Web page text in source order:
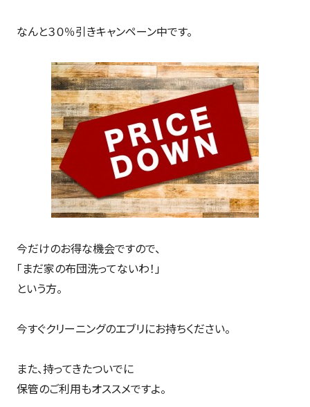
なんと３０％引きキャンペーン中です。
今だけのお得な機会ですので、
「まだ家の布団洗ってないわ！」
という方。
今すぐクリーニングのエブリにお持ちください。
また、持ってきたついでに
保管のご利用もオススメですよ。